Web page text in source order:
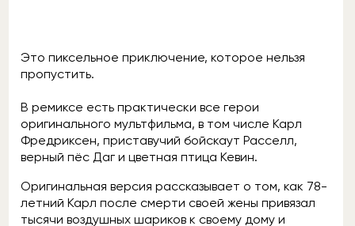
Это пиксельное приключение, которое нельзя
пропустить.
В ремиксе есть практически все герои
оригинального мультфильма, в том числе Карл
Фредриксен, приставучий бойскаут Расселл,
верный пёс Даг и цветная птица Кевин.
Оригинальная версия рассказывает о том, как 78-
летний Карл после смерти своей жены привязал
тысячи воздушных шариков к своему дому и